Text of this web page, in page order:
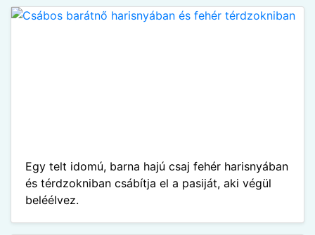
Egy telt idomú, barna hajú csaj fehér harisnyában
és térdzokniban csábítja el a pasiját, aki végül
beléélvez.